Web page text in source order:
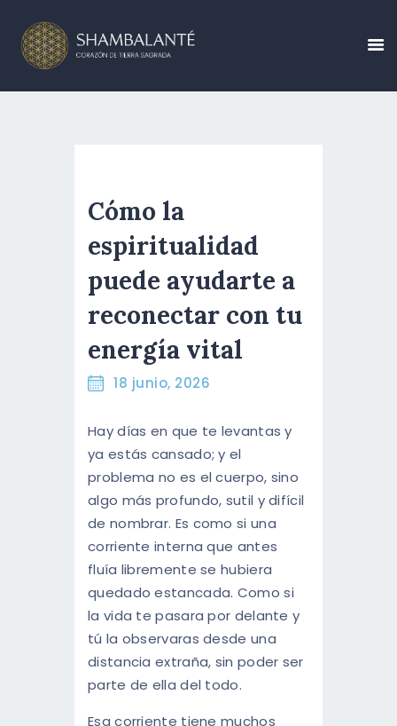
CREA TU EVENTO
BLOG
CONTÁCTANOS
RESERVA AHORA
ESPAÑOL
Cómo la
espiritualidad
puede ayudarte a
reconectar con tu
energía vital
18 junio, 2026
Hay días en que te levantas y
ya estás cansado; y el
problema no es el cuerpo, sino
algo más profundo, sutil y difícil
de nombrar. Es como si una
corriente interna que antes
fluía libremente se hubiera
quedado estancada. Como si
la vida te pasara por delante y
tú la observaras desde una
distancia extraña, sin poder ser
parte de ella del todo.
Esa corriente tiene muchos